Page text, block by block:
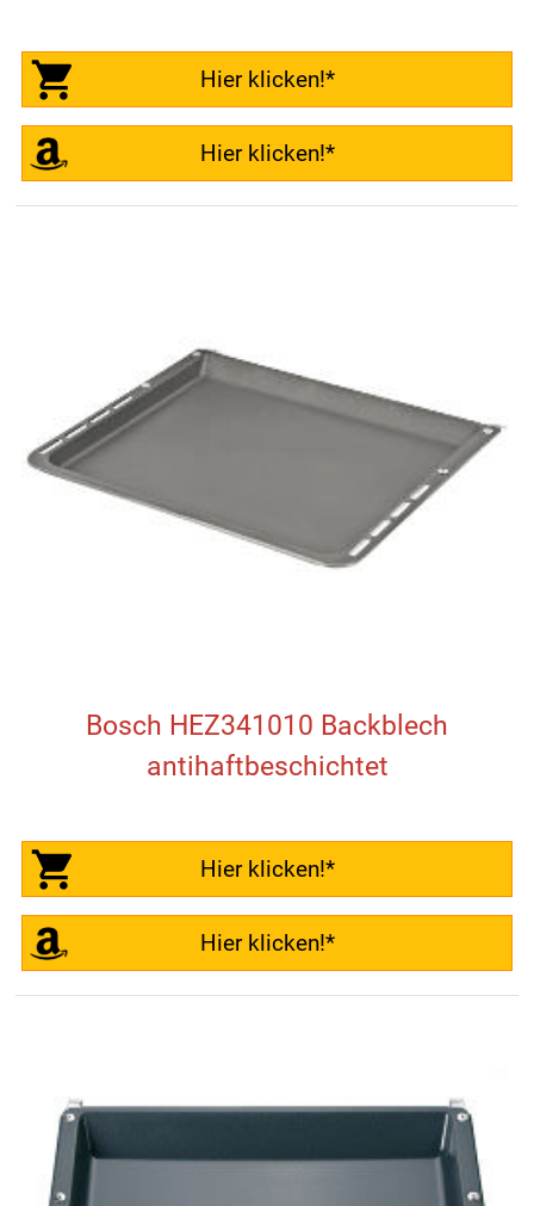
Hier klicken!*
Hier klicken!*
Bosch HEZ341010 Backblech
antihaftbeschichtet
Hier klicken!*
Hier klicken!*